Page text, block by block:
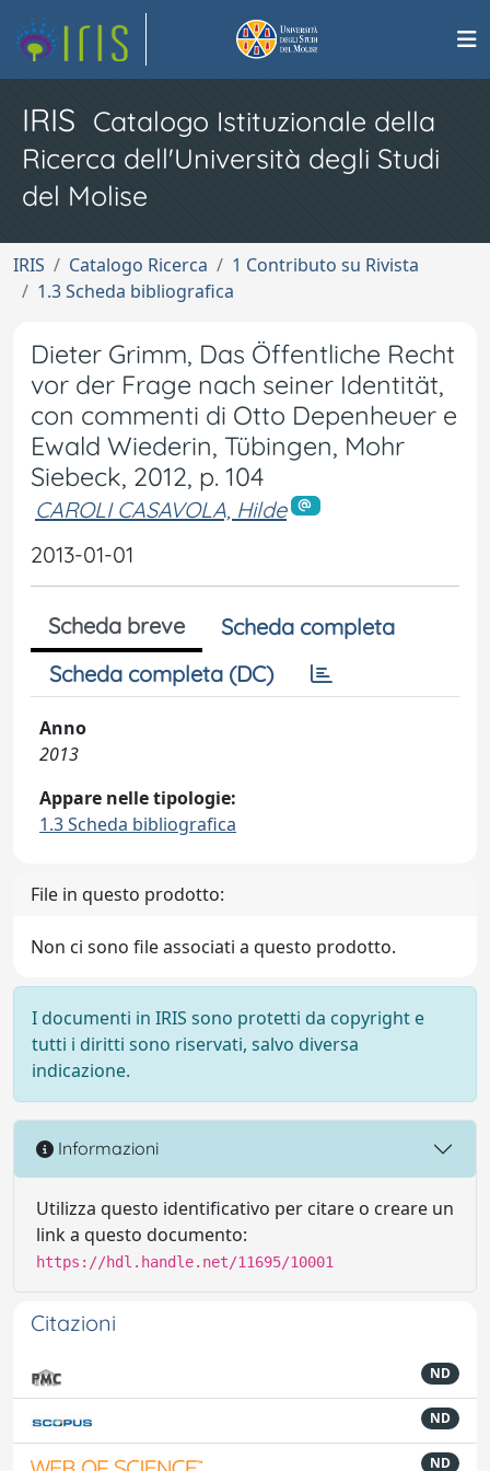
IRIS Catalogo Istituzionale della
Ricerca dell'Università degli Studi
del Molise
IRIS Catalogo Ricerca
1 Contributo su Rivista
1.3 Scheda bibliografica
Dieter Grimm, Das Öffentliche Recht
vor der Frage nach seiner Identität,
con commenti di Otto Depenheuer e
Ewald Wiederin, Tübingen, Mohr
Siebeck, 2012, p. 104
CAROLI CASAVOLA, Hilde
2013-01-01
Scheda breve
Scheda completa
Scheda completa (DC)
Anno
2013
Appare nelle tipologie:
1.3 Scheda bibliografica
File in questo prodotto:
Non ci sono file associati a questo prodotto.
I documenti in IRIS sono protetti da copyright e
tutti i diritti sono riservati, salvo diversa
indicazione.
Informazioni
Utilizza questo identificativo per citare o creare un
link a questo documento:
https://hdl.handle.net/11695/10001
Citazioni
ND
ND
ND